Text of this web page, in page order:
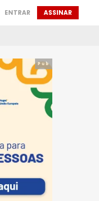
ENTRAR ASSINAR
Pub